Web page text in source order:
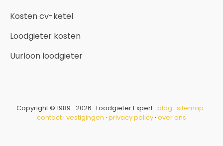
Kosten cv-ketel
Loodgieter kosten
Uurloon loodgieter
Copyright © 1989 -2026 · Loodgieter Expert · blog · sitemap ·
contact · vestigingen · privacy policy · over ons